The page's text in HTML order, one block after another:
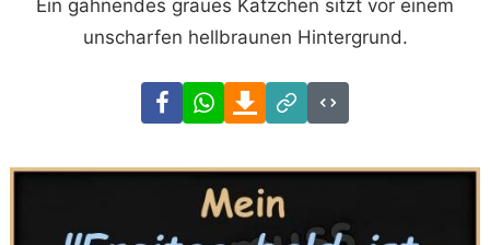
Ein gähnendes graues Kätzchen sitzt vor einem
unscharfen hellbraunen Hintergrund.
FacebookWhatsAppDownload
Link
Code